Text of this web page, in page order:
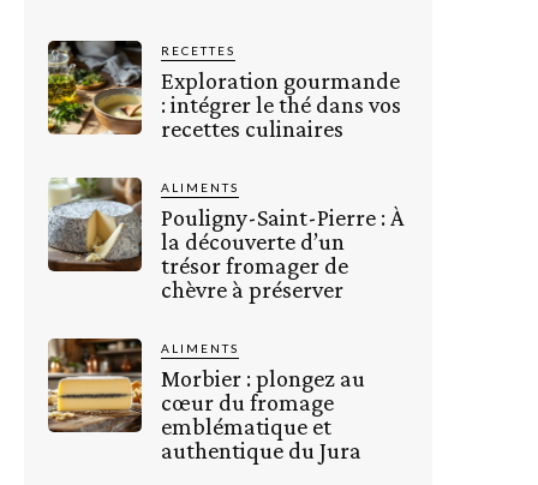
RECETTES
Exploration gourmande
: intégrer le thé dans vos
recettes culinaires
ALIMENTS
Pouligny-Saint-Pierre : À
la découverte d’un
trésor fromager de
chèvre à préserver
ALIMENTS
Morbier : plongez au
cœur du fromage
emblématique et
authentique du Jura